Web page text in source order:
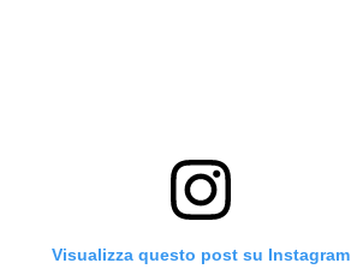
Visualizza questo post su Instagram